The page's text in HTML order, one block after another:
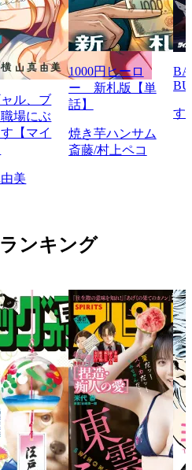
ル、ブ
場にぶ
【マイ
美
1000円ヒーロ
ー 新札版【単
話】
焼き芋ハンサム
斎藤/村上ペコ
す
ンキング